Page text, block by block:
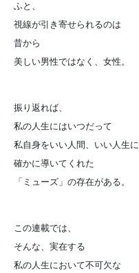
ふと、
視線が引き寄せられるのは
昔から
美しい男性ではなく、女性。
振り返れば、
私の人生にはいつだって
私自身をいい人間、いい人生に
確かに導いてくれた
「ミューズ」の存在がある。
この連載では、
そんな、実在する
私の人生において不可欠な